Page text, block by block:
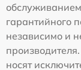
гарантийного
независимо и
носят